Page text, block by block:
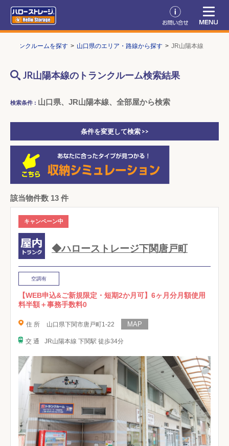
トランクルームを探す 山口県のエリア・路線から探す JR山陽本線
JR山陽本線のトランクルーム検索結果
検索条件 : 山口県、JR山陽本線、全部屋から検索
条件を変更して検索 >>
該当物件数 13 件
キャンペーン中
◆ハローストレージ下関唐戸町
空調有
【WEB申込&ご新規限定・短期2か月可】6ヶ月分月額使用
料半額＋事務手数料0
住 所 山口県下関市唐戸町1-22
交 通 JR山陽本線 下関駅 徒歩34分